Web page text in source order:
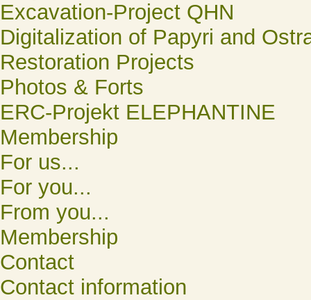
Excavation-Project QHN
Digitalization of Papyri and
Restoration Projects
Photos & Forts
ERC-Projekt ELEPHANTINE
Membership
For us...
For you...
From you...
Membership
Contact
Contact information